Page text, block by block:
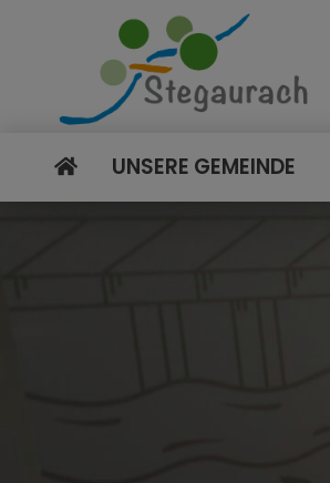
UNSERE GEMEINDE